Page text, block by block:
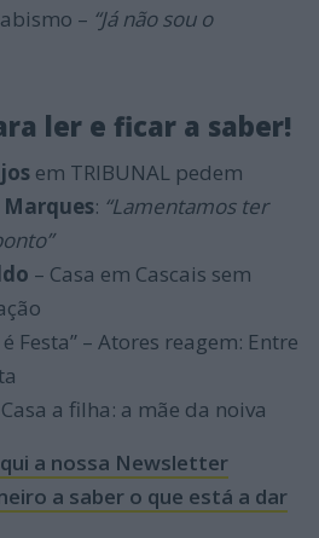
– “Já não sou o
ler e ficar a saber!
em TRIBUNAL pedem
Marques: “Lamentamos ter
– Casa em Cascais sem
Festa” – Atores reagem: Entre
a filha: a mãe da noiva
a nossa Newsletter
a saber o que está a dar